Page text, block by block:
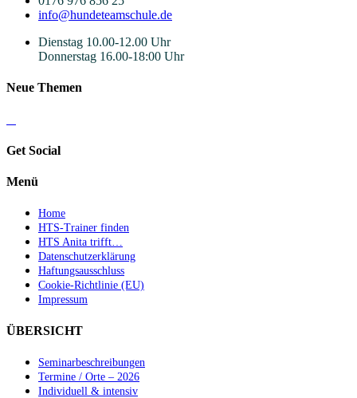
info@hundeteamschule.de
Dienstag 10.00-12.00 Uhr
Donnerstag 16.00-18:00 Uhr
Neue Themen
Get Social
Menü
Home
HTS-Trainer finden
HTS Anita trifft…
Datenschutzerklärung
Haftungsausschluss
Cookie-Richtlinie (EU)
Impressum
ÜBERSICHT
Seminarbeschreibungen
Termine / Orte – 2026
Individuell & intensiv